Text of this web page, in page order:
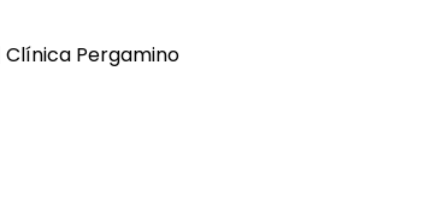
Clínica Pergamino